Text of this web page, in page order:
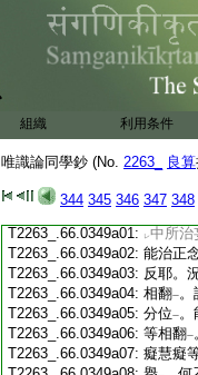
組織 利用条件
唯識論同學鈔 (No. 2263_ 良算
344 345 346 347 348
T2263_.66.0348c20:可レ得レ
T2263_.66.0348c21: 以 二此
T2263_.66.0348c22:等三癡
T2263_.66.0348c23:
又説性
問。付
T2263_.66.0348c25:知 。所
T2263_.66.0348c26: 對治一
T2263_.66.0348c27:付 釋 二
T2263_.66.0348c28:
T2263_.66.0348c29: 性無二其
T2263_.66.0349a01:
レ中所治
T2263_.66.0349a02: 能治正
T2263_.66.0349a03: 反耶。
T2263_.66.0349a04: 相翻一。
T2263_.66.0349a05: 分位一。
T2263_.66.0349a06: 等相翻一
T2263_.66.0349a07: 癡慧癡